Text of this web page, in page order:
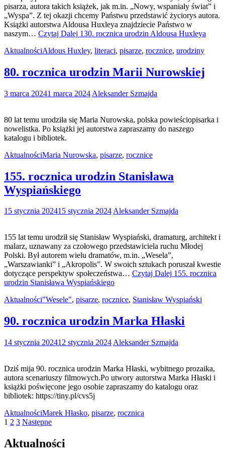
pisarza, autora takich książek, jak m.in. „Nowy, wspaniały świat” i
„Wyspa”. Z tej okazji chcemy Państwu przedstawić życiorys autora.
Książki autorstwa Aldousa Huxleya znajdziecie Państwo w
naszym… Czytaj Dalej 130. rocznica urodzin Aldousa Huxleya
AktualnościAldous Huxley, literaci, pisarze, rocznice, urodziny
80. rocznica urodzin Marii Nurowskiej
3 marca 20241 marca 2024 Aleksander Szmajda
80 lat temu urodziła się Maria Nurowska, polska powieściopisarka i
nowelistka. Po książki jej autorstwa zapraszamy do naszego
katalogu i bibliotek.
AktualnościMaria Nurowska, pisarze, rocznice
155. rocznica urodzin Stanisława
Wyspiańskiego
15 stycznia 202415 stycznia 2024Aleksander Szmajda
155 lat temu urodził się Stanisław Wyspiański, dramaturg, architekt i
malarz, uznawany za czołowego przedstawiciela ruchu Młodej
Polski. Był autorem wielu dramatów, m.in. „Wesela”,
„Warszawianki” i „Akropolis”. W swoich sztukach poruszał kwestie
dotyczące perspektyw społeczeństwa… Czytaj Dalej 155. rocznica
urodzin Stanisława Wyspiańskiego
Aktualności"Wesele", pisarze, rocznice, Stanisław Wyspiański
90. rocznica urodzin Marka Hłaski
14 stycznia 202412 stycznia 2024 Aleksander Szmajda
Dziś mija 90. rocznica urodzin Marka Hłaski, wybitnego prozaika,
autora scenariuszy filmowych.Po utwory autorstwa Marka Hłaski i
książki poświęcone jego osobie zapraszamy do katalogu oraz
bibliotek: https://tiny.pl/cvs5j
AktualnościMarek Hłasko, pisarze, rocznica
Stronicowanie
wpisów
1 2 3 Następne
Aktualności